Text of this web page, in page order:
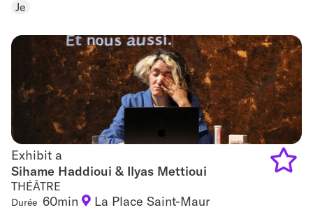
Je
Exhibit a
Exhibit a
Sihame Haddioui & Ilyas Mettioui
THÉÂTRE
Durée 60min La Place Saint-Maur